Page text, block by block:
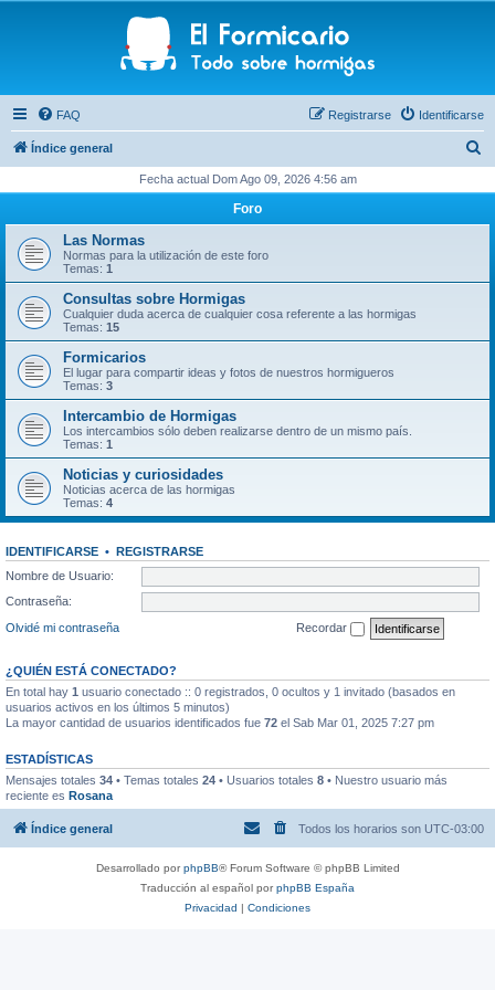
FAQ Identificarse
Registrarse
Índice general
c
r
Fecha actual Dom Ago 09, 2026 4:56 am
Foro
Las Normas
Normas para la utilización de este foro
Temas: 1
Consultas sobre Hormigas
Cualquier duda acerca de cualquier cosa referente a las hormigas
Temas: 15
Formicarios
El lugar para compartir ideas y fotos de nuestros hormigueros
Temas: 3
Intercambio de Hormigas
Los intercambios sólo deben realizarse dentro de un mismo país.
Temas: 1
Noticias y curiosidades
Noticias acerca de las hormigas
Temas: 4
IDENTIFICARSE • REGISTRARSE
Nombre de Usuario:
Contraseña:
Olvidé mi contraseña
Recordar
¿QUIÉN ESTÁ CONECTADO?
En total hay 1 usuario conectado :: 0 registrados, 0 ocultos y 1 invitado (basados en
usuarios activos en los últimos 5 minutos)
La mayor cantidad de usuarios identificados fue 72 el Sab Mar 01, 2025 7:27 pm
ESTADÍSTICAS
Mensajes totales 34 • Temas totales 24 • Usuarios totales 8 • Nuestro usuario más
reciente es Rosana
Índice general Todos los horarios son UTC-03:00
Desarrollado porphpBB® Forum Software © phpBB Limited
Traducción al español porphpBB España
Privacidad | Condiciones